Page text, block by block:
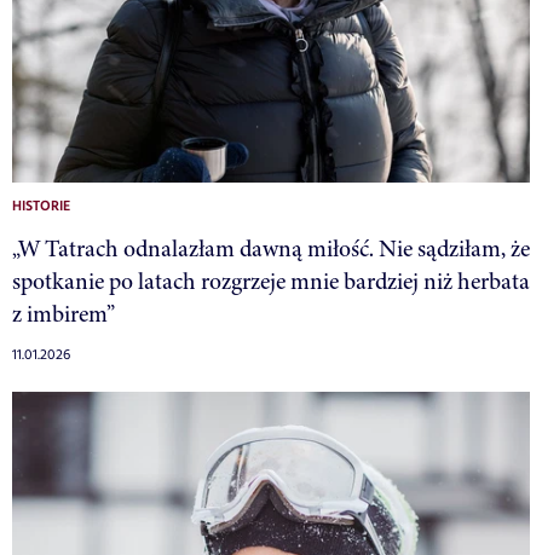
HISTORIE
„W Tatrach odnalazłam dawną miłość. Nie sądziłam, że
spotkanie po latach rozgrzeje mnie bardziej niż herbata
z imbirem”
11.01.2026